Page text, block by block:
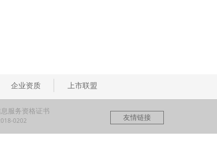
企业资质 上市联盟
友情链接
服务资格证书
0202